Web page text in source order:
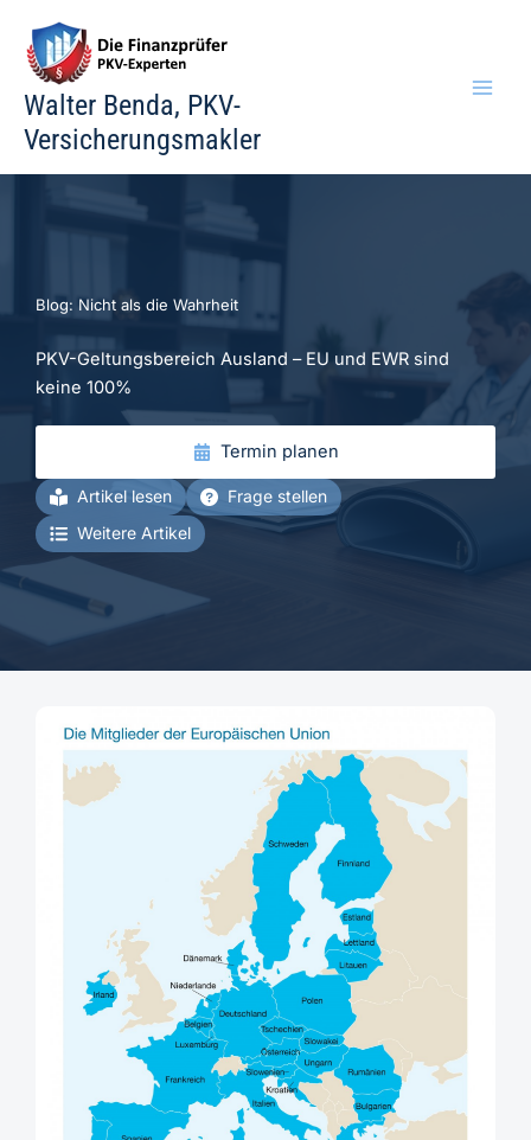
Inhalt
springen
Walter Benda, PKV-
Versicherungsmakler
Blog: Nicht als die Wahrheit
PKV-Geltungsbereich Ausland – EU und EWR sind
keine 100%
Termin planen
Artikel lesen
Frage stellen
Weitere Artikel